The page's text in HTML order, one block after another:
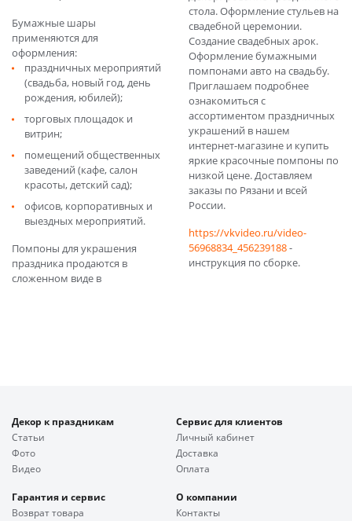
Бумажные шары
применяются для
оформления:
праздничных мероприятий
(свадьба, новый год, день
рождения, юбилей);
торговых площадок и
витрин;
помещений общественных
заведений (кафе, салон
красоты, детский сад);
офисов, корпоративных и
выездных мероприятий.
Помпоны для украшения
праздника продаются в
сложенном виде в
стола. Оформление стульев на
свадебной церемонии.
Создание свадебных арок.
Оформление бумажными
помпонами авто на свадьбу.
Приглашаем подробнее
ознакомиться с
ассортиментом праздничных
украшений в нашем
интернет-магазине и купить
яркие красочные помпоны по
низкой цене. Доставляем
заказы по Рязани и всей
России.
https://vkvideo.ru/video-
56968834_456239188-
инструкция по сборке.
Декор к праздникам
Статьи
Фото
Видео
Сервис для клиентов
Личный кабинет
Доставка
Оплата
Гарантия и сервис
Возврат товара
О компании
Контакты